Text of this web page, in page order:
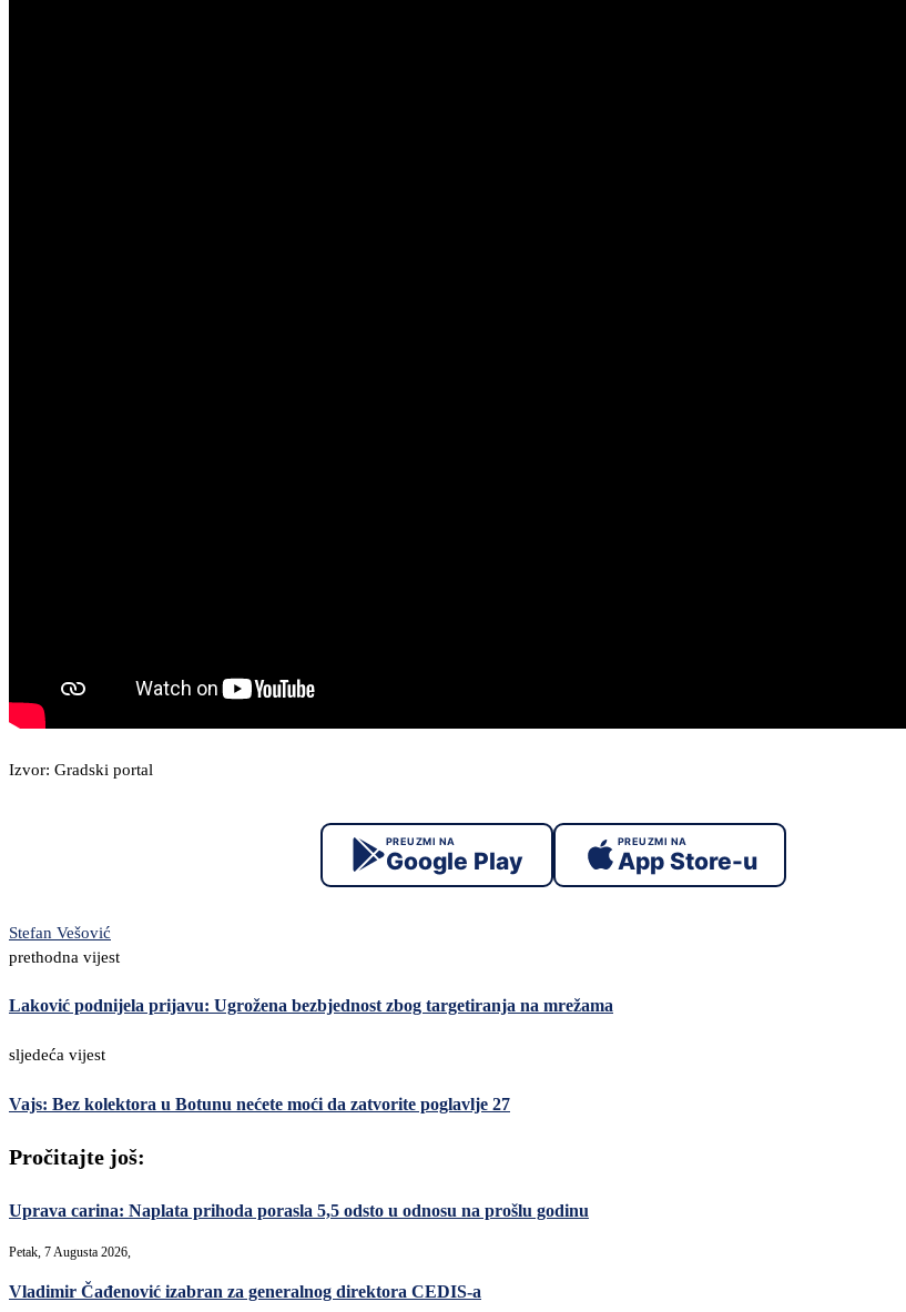
Izvor: Gradski portal
PREUZMI NA
Google Play
PREUZMI NA
App Store-u
Stefan Vešović
prethodna vijest
Laković podnijela prijavu: Ugrožena bezbjednost zbog targetiranja na mrežama
sljedeća vijest
Vajs: Bez kolektora u Botunu nećete moći da zatvorite poglavlje 27
Pročitajte još:
Uprava carina: Naplata prihoda porasla 5,5 odsto u odnosu na prošlu godinu
Petak, 7 Augusta 2026,
Vladimir Čađenović izabran za generalnog direktora CEDIS-a